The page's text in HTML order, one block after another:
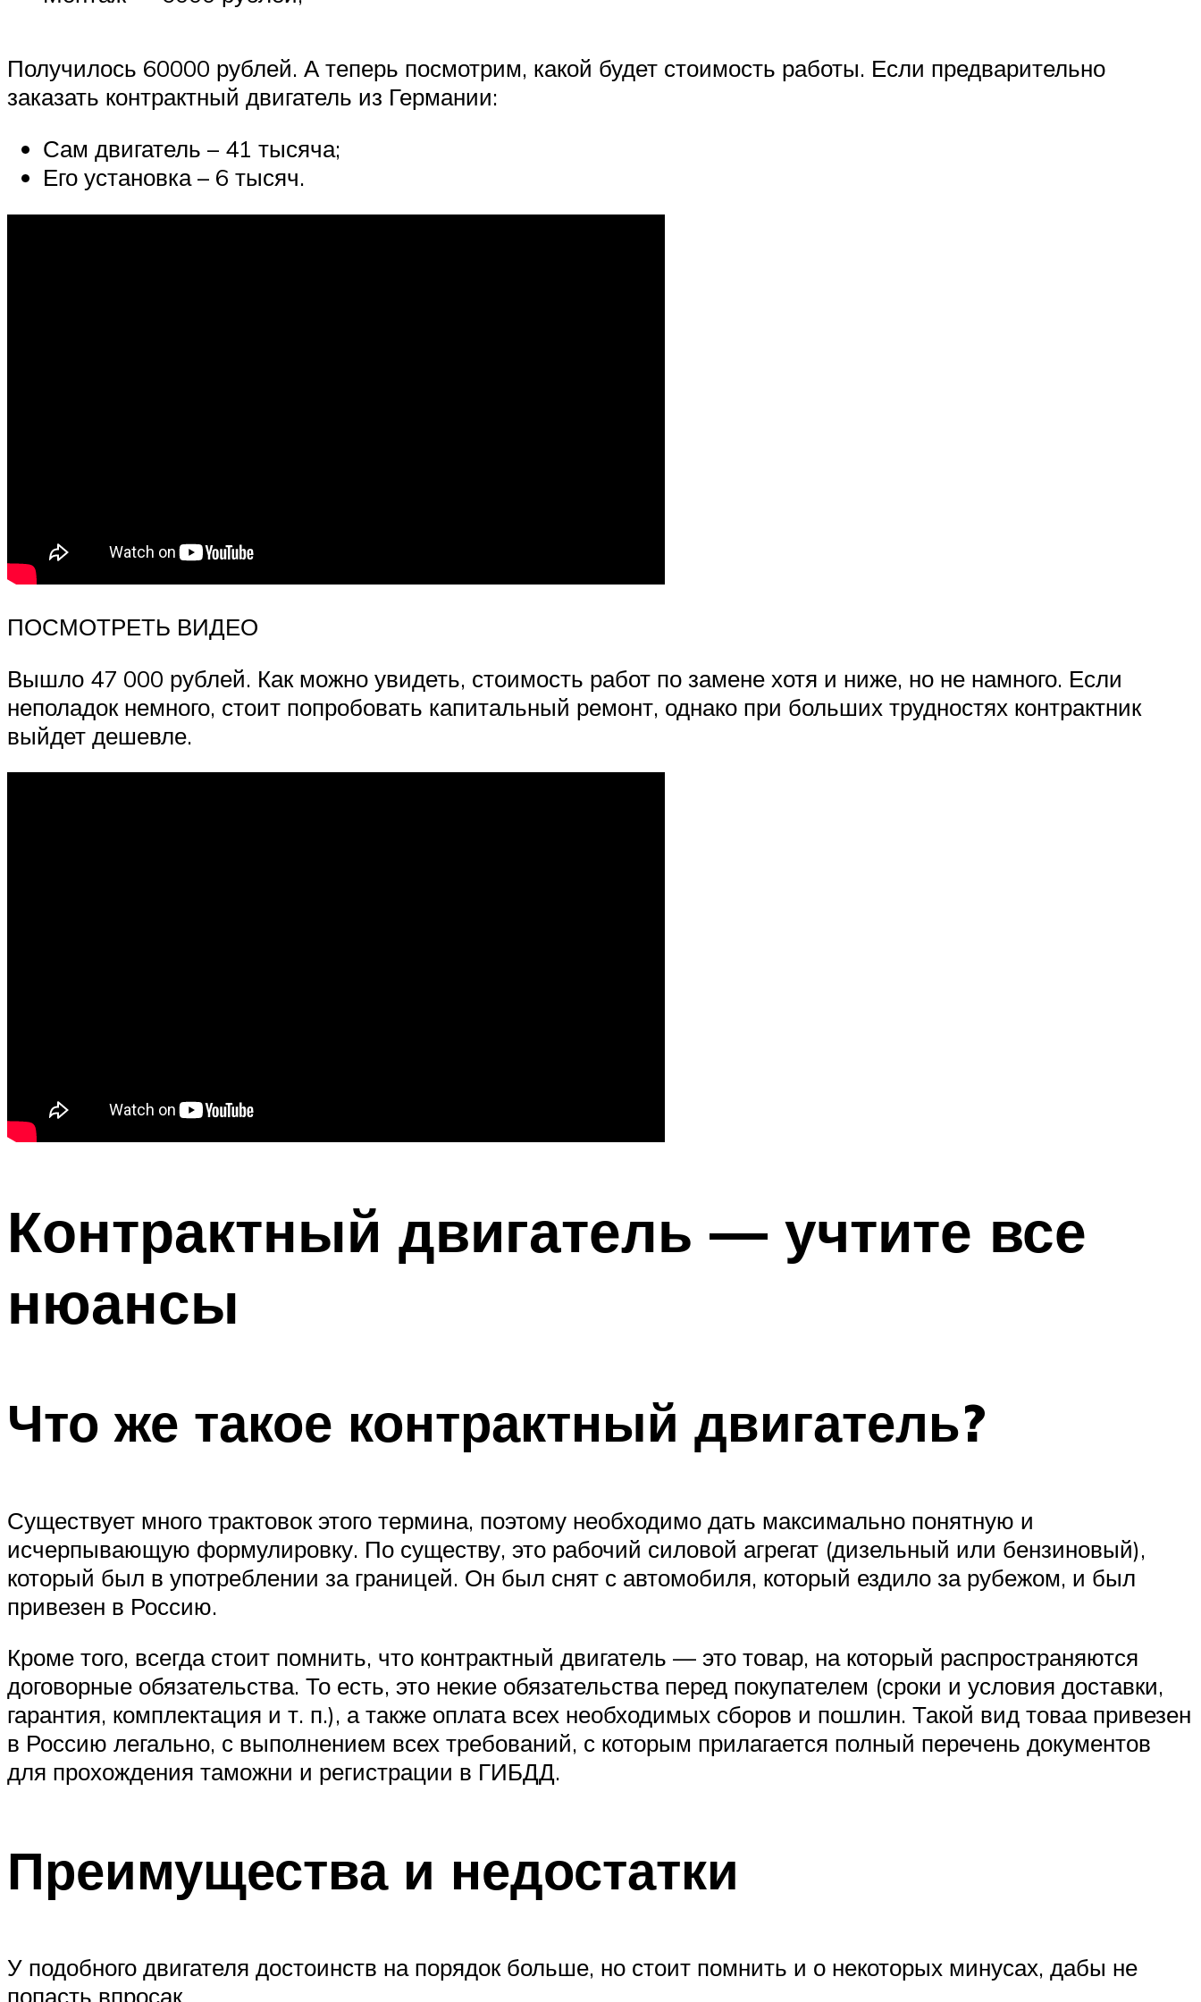
Меню
Получилось 60000 рублей. А теперь посмотрим, какой будет стоимость работы. Если предварительно
заказать контрактный двигатель из Германии:
Сам двигатель – 41 тысяча;
Его установка – 6 тысяч.
ПОСМОТРЕТЬ ВИДЕО
Вышло 47 000 рублей. Как можно увидеть, стоимость работ по замене хотя и ниже, но не намного. Если
неполадок немного, стоит попробовать капитальный ремонт, однако при больших трудностях контрактник
выйдет дешевле.
Контрактный двигатель — учтите все
нюансы
Что же такое контрактный двигатель?
Существует много трактовок этого термина, поэтому необходимо дать максимально понятную и
исчерпывающую формулировку. По существу, это рабочий силовой агрегат (дизельный или бензиновый),
который был в употреблении за границей. Он был снят с автомобиля, который ездило за рубежом, и был
привезен в Россию.
Кроме того, всегда стоит помнить, что контрактный двигатель — это товар, на который распространяются
договорные обязательства. То есть, это некие обязательства перед покупателем (сроки и условия доставки,
гарантия, комплектация и т. п.), а также оплата всех необходимых сборов и пошлин. Такой вид товаа привезен
в Россию легально, с выполнением всех требований, с которым прилагается полный перечень документов
для прохождения таможни и регистрации в ГИБДД.
Преимущества и недостатки
У подобного двигателя достоинств на порядок больше, но стоит помнить и о некоторых минусах, дабы не
попасть впросак.